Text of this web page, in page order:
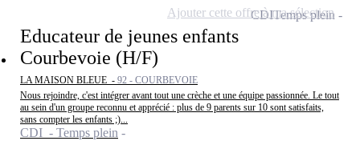
Educateur de jeunes enfants
Courbevoie (H/F)
LA MAISON BLEUE - 92 - COURBEVOIE
Nous rejoindre, c'est intégrer avant tout une crèche et une équipe passionnée. Le tout
au sein d'un groupe reconnu et apprécié : plus de 9 parents sur 10 sont satisfaits,
sans compter les enfants ;)...
CDI - Temps plein
CDITemps plein
Ajouter cette offre à ma sélection